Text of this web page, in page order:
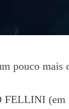
pouco
(em